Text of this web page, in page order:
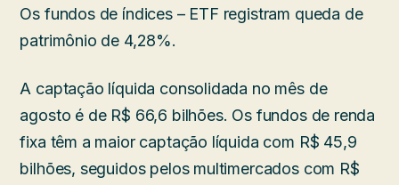
Os fundos de índices – ETF registram queda de
patrimônio de 4,28%.
A captação líquida consolidada no mês de
agosto é de R$ 66,6 bilhões. Os fundos de renda
fixa têm a maior captação líquida com R$ 45,9
bilhões, seguidos pelos multimercados com R$